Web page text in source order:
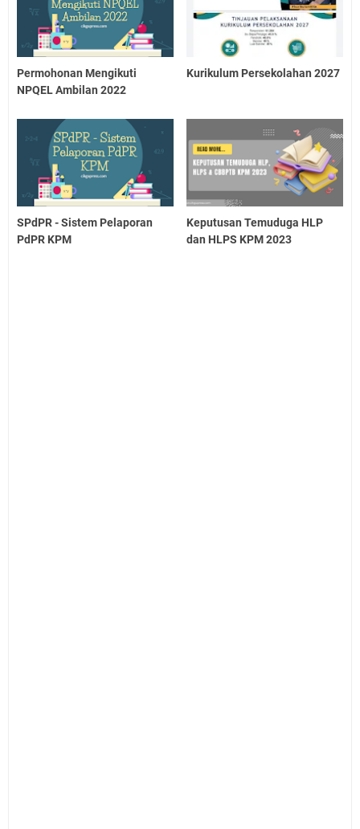
Permohonan Mengikuti
NPQEL Ambilan 2022
Kurikulum Persekolahan 2027
SPdPR - Sistem Pelaporan
PdPR KPM
Keputusan Temuduga HLP
dan HLPS KPM 2023